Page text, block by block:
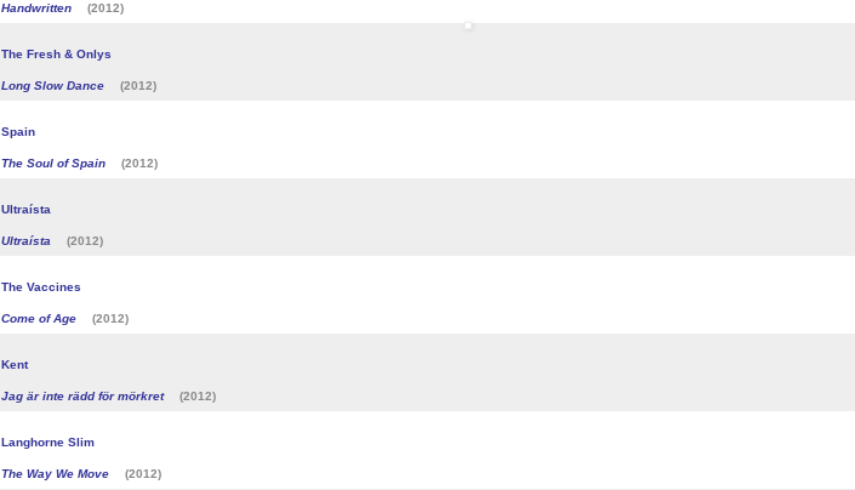
Handwritten (2012)
The Fresh & Onlys
Long Slow Dance (2012)
Spain
The Soul of Spain (2012)
Ultraísta
Ultraísta (2012)
The Vaccines
Come of Age (2012)
Kent
Jag är inte rädd för mörkret (2012)
Langhorne Slim
The Way We Move (2012)